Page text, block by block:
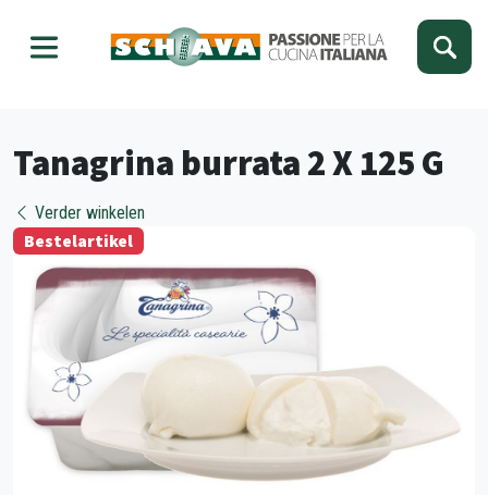
Tanagrina burrata 2 X 125 G
Verder winkelen
Bestelartikel